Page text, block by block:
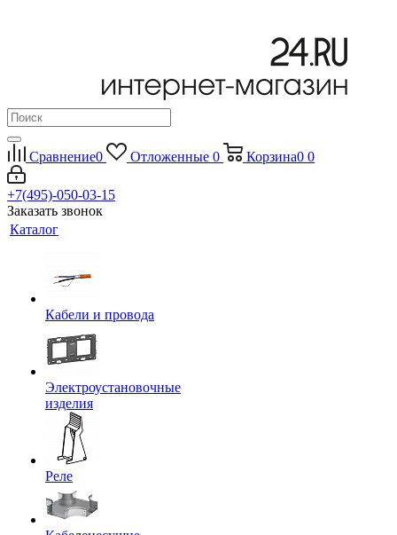
Сравнение0 Отложенные 0 Корзина0 0
+7(495)-050-03-15
Заказать звонок
Каталог
Кабели и провода
Электроустановочные
изделия
Реле